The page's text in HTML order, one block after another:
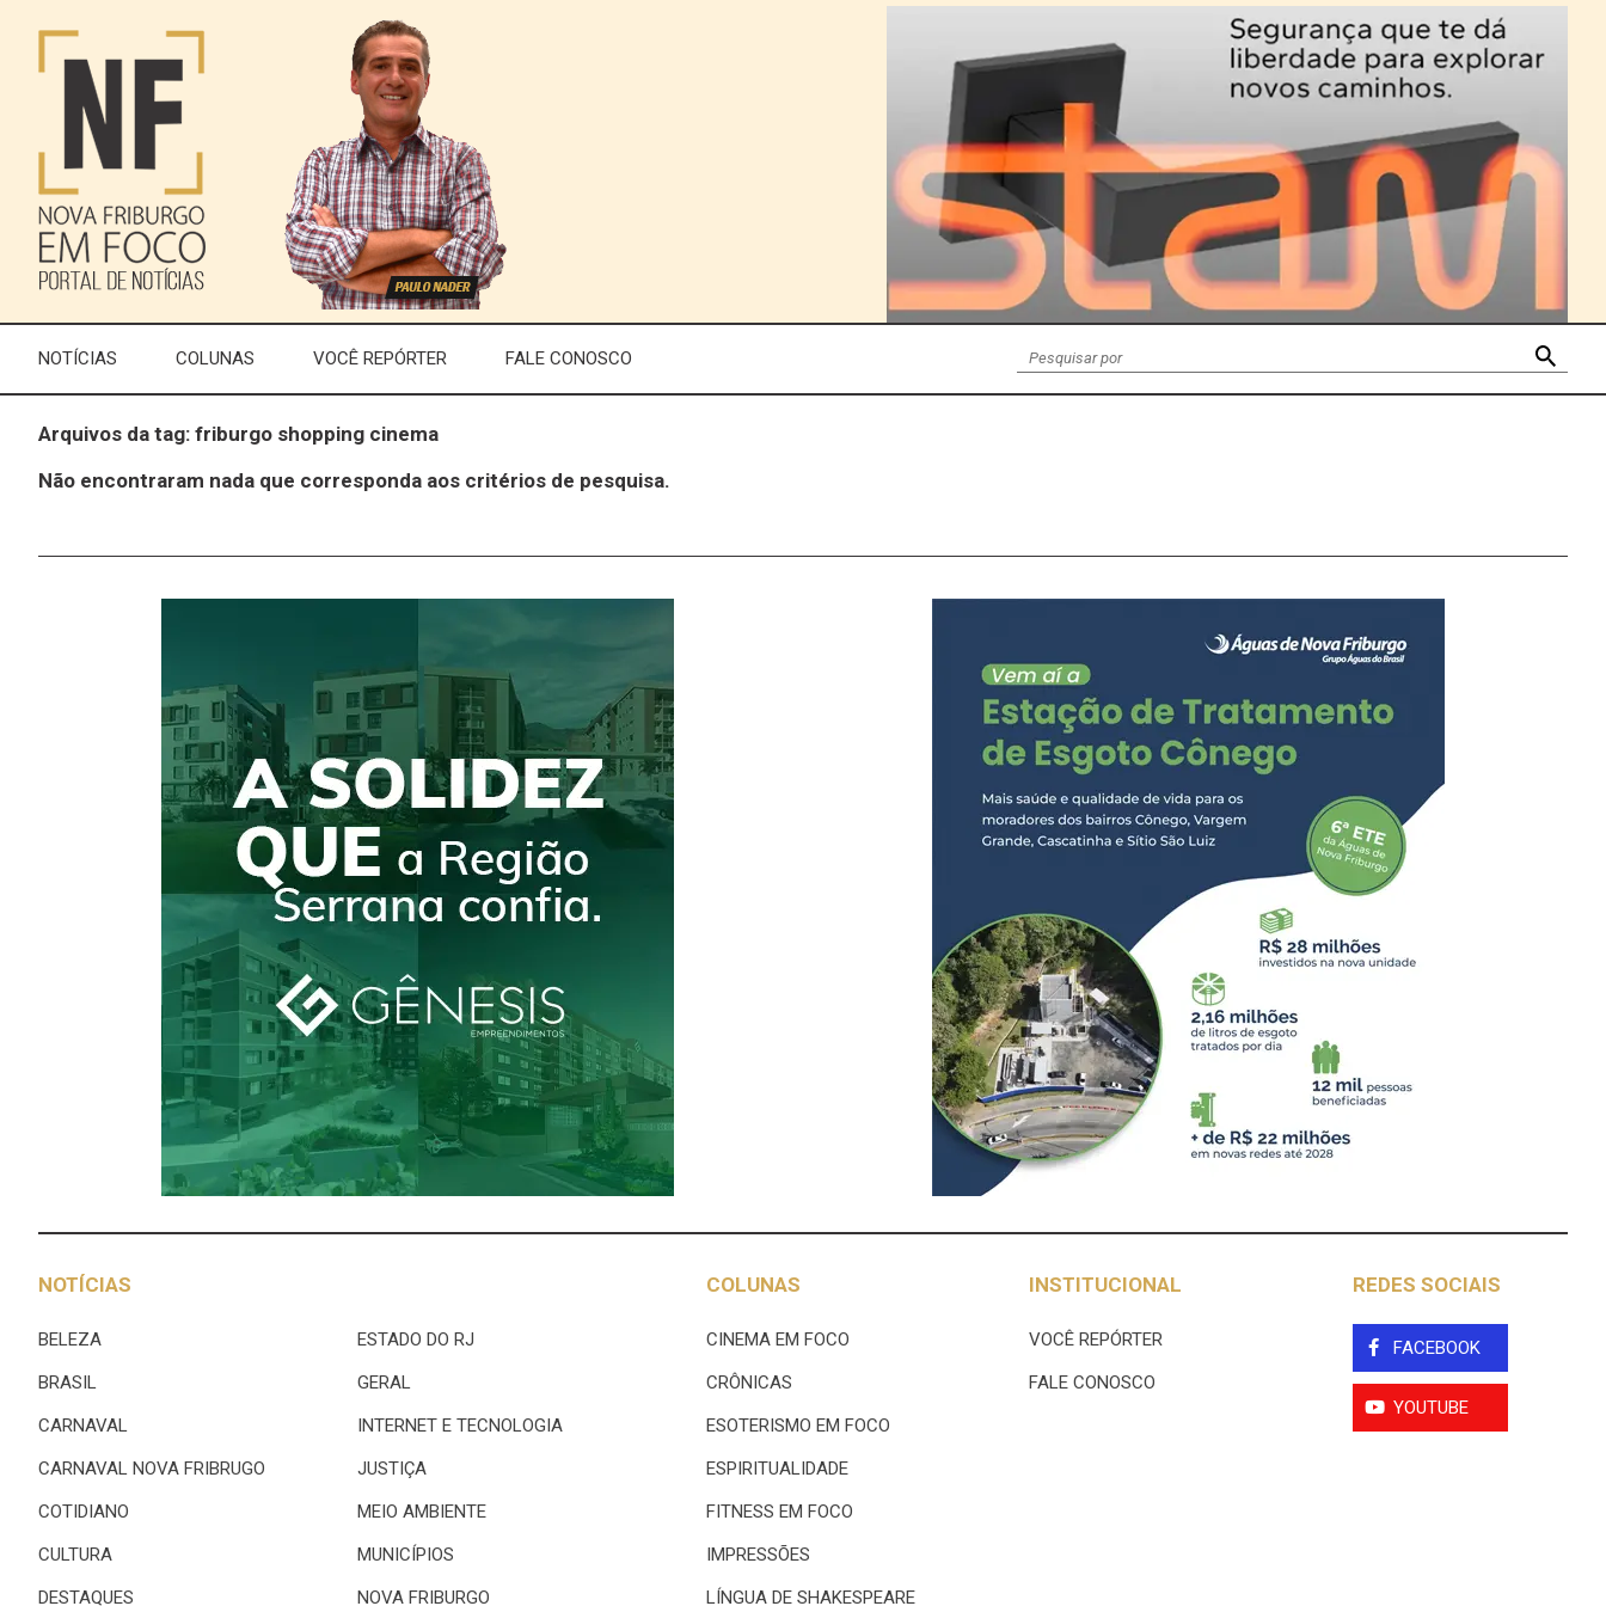
NOTÍCIAS COLUNAS VOCÊ REPÓRTER FALE CONOSCO
Arquivos da tag: friburgo shopping cinema
Não encontraram nada que corresponda aos critérios de pesquisa.
NOTÍCIAS
BELEZA
BRASIL
CARNAVAL
CARNAVAL NOVA FRIBRUGO
COTIDIANO
CULTURA
DESTAQUES
ESTADO DO RJ
GERAL
INTERNET E TECNOLOGIA
JUSTIÇA
MEIO AMBIENTE
MUNICÍPIOS
NOVA FRIBURGO
COLUNAS
CINEMA EM FOCO
CRÔNICAS
ESOTERISMO EM FOCO
ESPIRITUALIDADE
FITNESS EM FOCO
IMPRESSÕES
LÍNGUA DE SHAKESPEARE
INSTITUCIONAL
VOCÊ REPÓRTER
FALE CONOSCO
REDES SOCIAIS
FACEBOOK
YOUTUBE